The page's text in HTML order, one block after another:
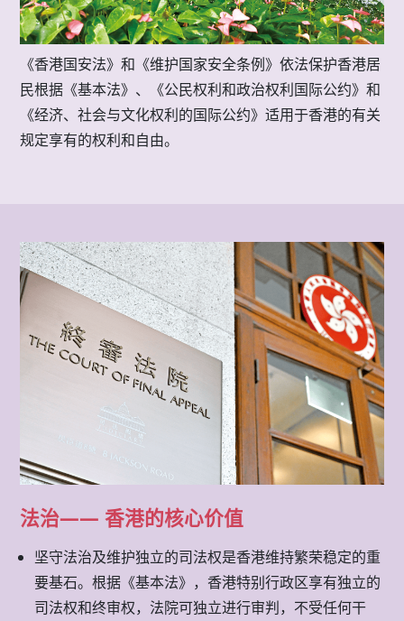
《香港国安法》和《维护国家安全条例》依法保护香港居
民根据《基本法》、《公民权利和政治权利国际公约》和
《经济、社会与文化权利的国际公约》适用于香港的有关
规定享有的权利和自由。
法治—— 香港的核心价值
坚守法治及维护独立的司法权是香港维持繁荣稳定的重
要基石。根据《基本法》，香港特别行政区享有独立的
司法权和终审权，法院可独立进行审判，不受任何干